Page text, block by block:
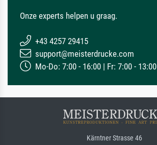
Onze experts helpen u graag.
+43 4257 29415
support@meisterdrucke.com
Mo-Do: 7:00 - 16:00 | Fr: 7:00 - 13:00
Kärntner Strasse 46